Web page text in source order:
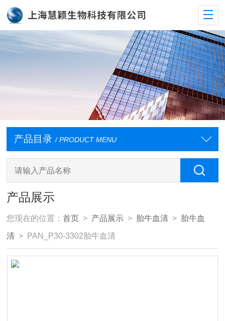
产品目录 / PRODUCT MENU
产品展示
您现在的位置：首页 > 产品展示 > 胎牛血清 > 胎牛血
清 > PAN_P30-3302胎牛血清